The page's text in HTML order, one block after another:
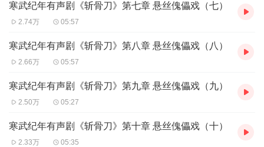
寒武纪年有声剧《斩骨刀》第七章 悬丝傀儡戏（七）
2.74万 05:57
寒武纪年有声剧《斩骨刀》第八章 悬丝傀儡戏（八）
2.66万 05:57
寒武纪年有声剧《斩骨刀》第九章 悬丝傀儡戏（九）
2.50万 05:27
寒武纪年有声剧《斩骨刀》第十章 悬丝傀儡戏（十）
2.33万 05:35